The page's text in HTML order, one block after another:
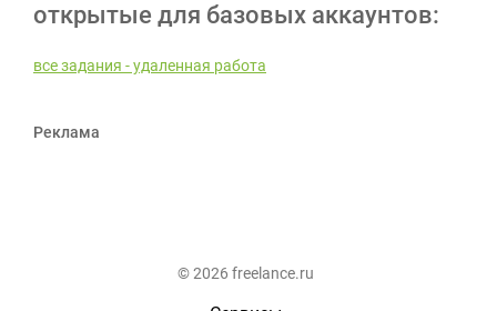
открытые для базовых аккаунтов:
все задания - удаленная работа
Реклама
© 2026 freelance.ru